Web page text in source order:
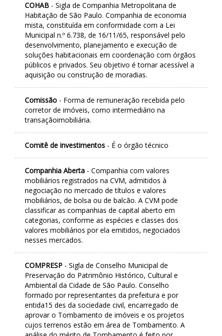
COHAB - Sigla de Companhia Metropolitana de
Habitação de São Paulo. Companhia de economia
mista, constituída em conformidade com a Lei
Municipal n.º 6.738, de 16/11/65, responsável pelo
desenvolvimento, planejamento e execução de
soluções habitacionais em coordenação com órgãos
públicos e privados. Seu objetivo é tornar acessível a
aquisição ou construção de moradias.
Comissão - Forma de remuneração recebida pelo
corretor de imóveis, como intermediário na
transaçãoimobiliária.
Comitê de investimentos - É o órgão técnico
Companhia Aberta - Companhia com valores
mobiliários registrados na CVM, admitidos à
negociação no mercado de títulos e valores
mobiliários, de bolsa ou de balcão. A CVM pode
classificar as companhias de capital aberto em
categorias, conforme as espécies e classes dos
valores mobiliários por ela emitidos, negociados
nesses mercados.
COMPRESP - Sigla de Conselho Municipal de
Preservação do Patrimônio Histórico, Cultural e
Ambiental da Cidade de São Paulo. Conselho
formado por representantes da prefeitura e por
entida15 des da sociedade civil, encarregado de
aprovar o Tombamento de imóveis e os projetos
cujos terrenos estão em área de Tombamento. A